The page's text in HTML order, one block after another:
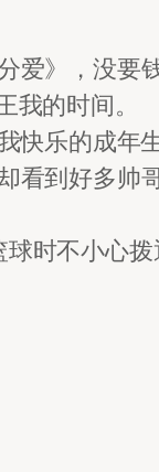
爱》，没
的时间。
快乐的成年生
看到好多
时不小心